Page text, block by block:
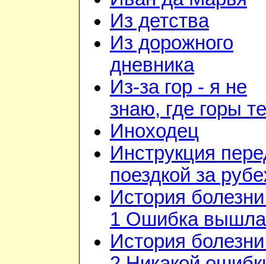
Из детства
Из дорожного
дневника
Из-за гор - я не
знаю, где горы те
Иноходец
Инструкция
поездкой за
История
1 Ошибка вышла
История